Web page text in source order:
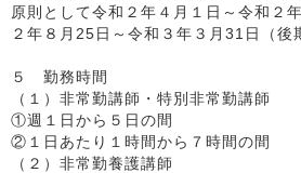
原則として令和２年４月１日～令和２
２年８月25日～令和３年３月31日（後
５ 勤務時間
（１）非常勤講師・特別非常勤講師
①週１日から５日の間
②１日あたり１時間から７時間の間
（２）非常勤養護講師